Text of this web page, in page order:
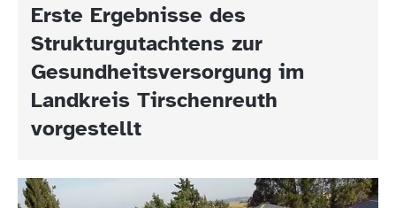
Erste Ergebnisse des
Strukturgutachtens zur
Gesundheitsversorgung im
Landkreis Tirschenreuth
vorgestellt